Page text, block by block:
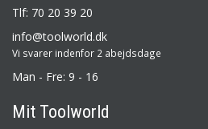
Tlf: 70 20 39 20
info@toolworld.dk
Vi svarer indenfor 2 abejdsdage
Man - Fre: 9 - 16
Mit Toolworld